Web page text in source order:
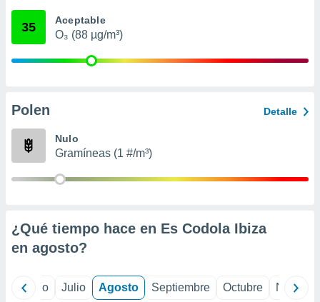
e
publicidad
1199
35 Aceptable
O₃ (88 µg/m³)
Polen Detalle
Nulo
Gramíneas (1 #/m³)
¿Qué tiempo hace en Es Codola Ibiza
en agosto?
Junio Julio Agosto Septiembre Octubre